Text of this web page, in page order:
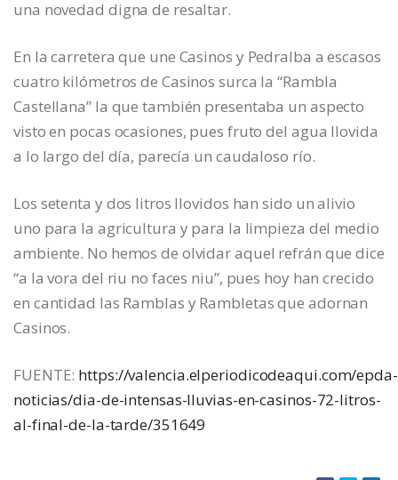
una novedad digna de resaltar.
En la carretera que une Casinos y Pedralba a escasos
cuatro kilómetros de Casinos surca la “Rambla
Castellana” la que también presentaba un aspecto
visto en pocas ocasiones, pues fruto del agua llovida
a lo largo del día, parecía un caudaloso río.
Los setenta y dos litros llovidos han sido un alivio
uno para la agricultura y para la limpieza del medio
ambiente. No hemos de olvidar aquel refrán que dice
“a la vora del riu no faces niu”, pues hoy han crecido
en cantidad las Ramblas y Rambletas que adornan
Casinos.
FUENTE: https://valencia.elperiodicodeaqui.com/epda-
noticias/dia-de-intensas-lluvias-en-casinos-72-litros-
al-final-de-la-tarde/351649